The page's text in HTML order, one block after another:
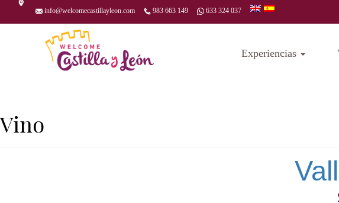
info@welcomecastillayleon.com 983 663 149 633 324 037
Experiencias
Vino